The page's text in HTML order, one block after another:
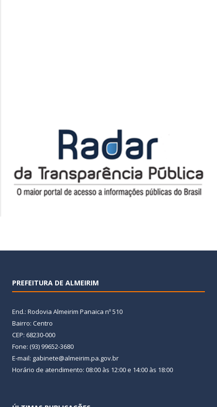
PREFEITURA DE ALMEIRIM
End.: Rodovia Almeirim Panaica nº 510
Bairro: Centro
CEP: 68230-000
Fone: (93) 99652-3680
E-mail: gabinete@almeirim.pa.gov.br
Horário de atendimento: 08:00 às 12:00 e 14:00 às 18:00